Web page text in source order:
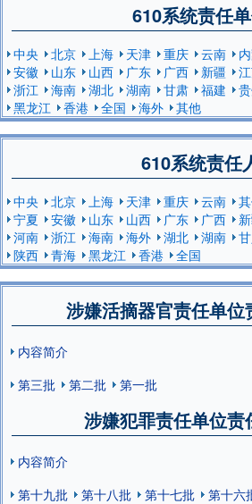
610系统责任
中央 北京 上海 天津 重庆 云南
安徽
山东 山西 广东 广西 新疆
浙江
海南 湖北 湖南 甘肃 福建
黑龙江
香港 全国 海外 其他
610系统责任
中央 北京 上海 天津 重庆 云南
宁夏
安徽 山东 山西 广东 广西
河南
浙江 海南 海外 湖北 湖南
陕西
青海 黑龙江 香港 全国
涉嫌活摘器官责任单位
内容简介
第三批
第二批 第一批
涉嫌犯罪责任单位责
内容简介
第十九批
第十八批 第十七批 第十六